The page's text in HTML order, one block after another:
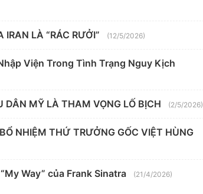
LÀ “RÁC RƯỞI” (12/5/2026)
Viện Trong Tình Trạng Nguy Kịch
DÂN MỸ LÀ THAM VỌNG LỐ BỊCH (2/5/2026)
NHIỆM THỨ TRƯỞNG GỐC VIỆT HÙNG
Way” của Frank Sinatra (21/4/2026)